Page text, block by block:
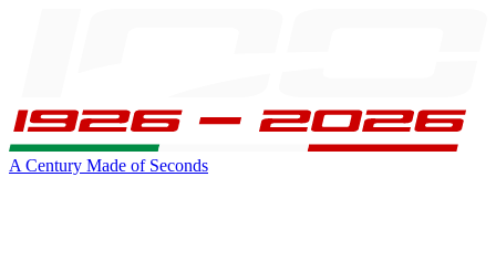
A Century Made of Seconds